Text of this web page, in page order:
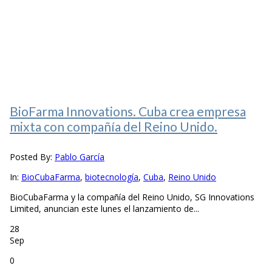
BioFarma Innovations. Cuba crea empresa
mixta con compañía del Reino Unido.
Posted By: Pablo García
In: BioCubaFarma, biotecnología, Cuba, Reino Unido
BioCubaFarma y la compañía del Reino Unido, SG Innovations
Limited, anuncian este lunes el lanzamiento de...
28
Sep
0